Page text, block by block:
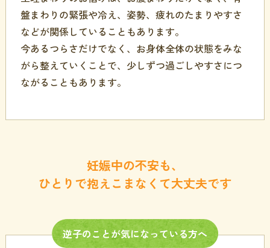
盤まわりの緊張や冷え、姿勢、疲れのたまりやすさ
などが関係していることもあります。
今あるつらさだけでなく、お身体全体の状態をみな
がら整えていくことで、少しずつ過ごしやすさにつ
ながることもあります。
妊娠中の不安も、
ひとりで抱えこまなくて大丈夫です
逆子のことが気になっている方へ